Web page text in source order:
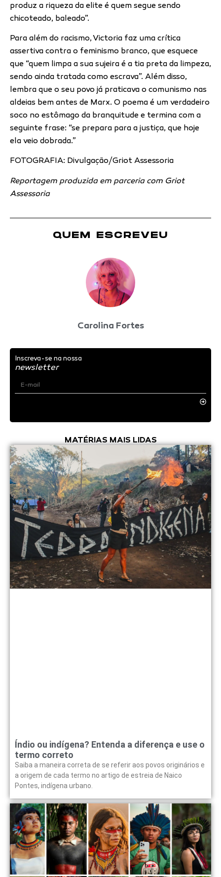
produz a riqueza da elite é quem segue sendo
chicoteado, baleado”.
Para além do racismo, Victoria faz uma crítica
assertiva contra o feminismo branco, que esquece
que “quem limpa a sua sujeira é a tia preta da limpeza,
sendo ainda tratada como escrava”. Além disso,
lembra que o seu povo já praticava o comunismo nas
aldeias bem antes de Marx. O poema é um verdadeiro
soco no estômago da branquitude e termina com a
seguinte frase: “se prepara para a justiça, que hoje
ela veio dobrada.”
FOTOGRAFIA: Divulgação/Griot Assessoria
Reportagem produzida em parceria com Griot
Assessoria
QUEM ESCREVEU
Carolina Fortes
Inscreva-se na nossa
newsletter
MATÉRIAS MAIS LIDAS
Índio ou indígena? Entenda a diferença e use o
termo correto
Saiba a maneira correta de se referir aos povos originários e
a origem de cada termo no artigo de estreia de Naico
Pontes, indígena urbano.